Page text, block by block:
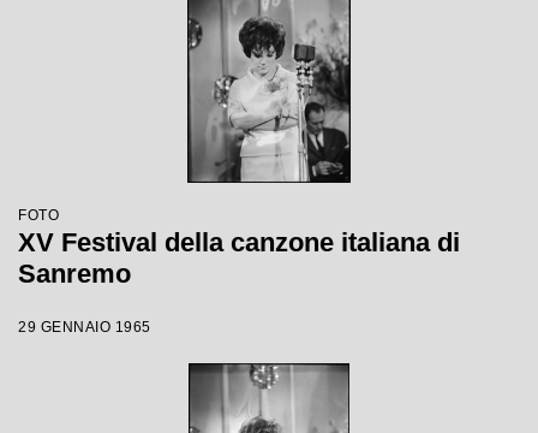
FOTO
XV Festival della canzone italiana di
Sanremo
29 GENNAIO 1965